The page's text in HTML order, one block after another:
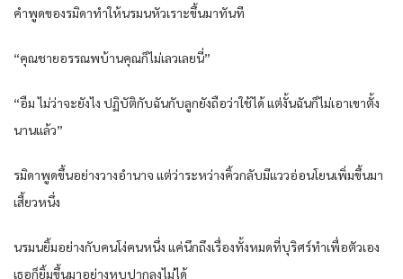
คำพูดของรมิดาทำให้นรมนหัวเราะขึ้นมาทันที
“คุณชายอรรณพบ้านคุณก็ไม่เลวเลยนี่”
“อืม ไม่ว่าจะยังไง ปฏิบัติกับฉันกับลูกยังถือว่าใช้ได้ แต่งั้นฉันก็ไม่เอาเขาตั้ง
นานแล้ว”
รมิดาพูดขึ้นอย่างวางอำนาจ แต่ว่าระหว่างคิ้วกลับมีแววอ่อนโยนเพิ่มขึ้นมา
เสี้ยวหนึ่ง
นรมนยิ้มอย่างกับคนโง่คนหนึ่ง แค่นึกถึงเรื่องทั้งหมดที่บุริศร์ทำเพื่อตัวเอง
เธอก็ยิ้มขึ้นมาอย่างหุบปากลงไม่ได้